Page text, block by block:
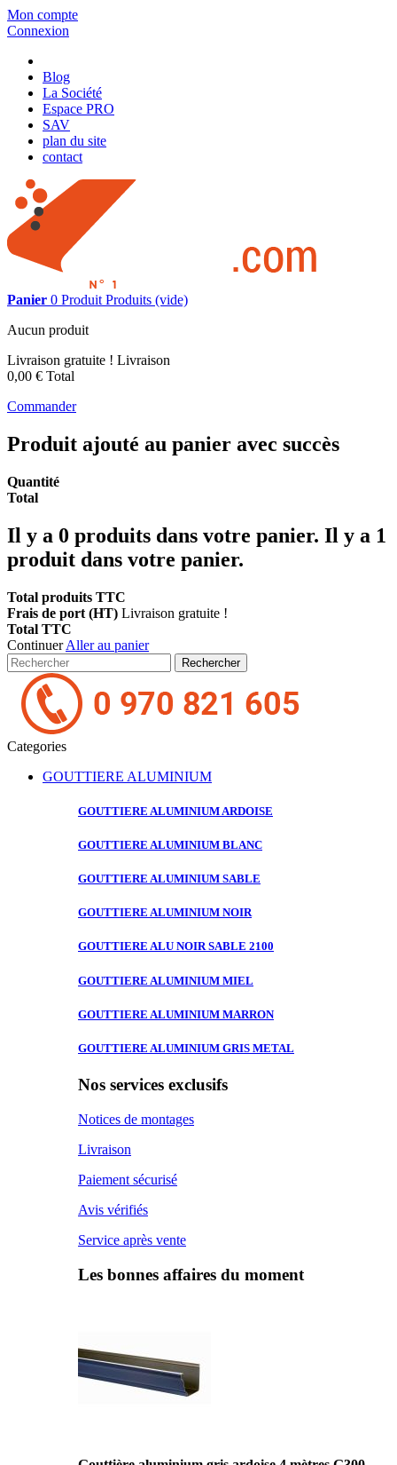
Mon compte
Connexion
Blog
La Société
Espace PRO
SAV
plan du site
contact
Panier 0 Produit Produits (vide)
Aucun produit
Livraison gratuite ! Livraison
0,00 € Total
Commander
Produit ajouté au panier avec succès
Quantité
Total
Il y a 0 produits dans votre panier. Il y a 1
produit dans votre panier.
Total produits TTC
Frais de port (HT) Livraison gratuite !
Total TTC
ContinuerAller au panier
Rechercher
Categories
GOUTTIERE ALUMINIUM
GOUTTIERE ALUMINIUM ARDOISE
GOUTTIERE ALUMINIUM BLANC
GOUTTIERE ALUMINIUM SABLE
GOUTTIERE ALUMINIUM NOIR
GOUTTIERE ALU NOIR SABLE 2100
GOUTTIERE ALUMINIUM MIEL
GOUTTIERE ALUMINIUM MARRON
GOUTTIERE ALUMINIUM GRIS METAL
Nos services exclusifs
Notices de montages
Livraison
Paiement sécurisé
Avis vérifiés
Service après vente
Les bonnes affaires du moment